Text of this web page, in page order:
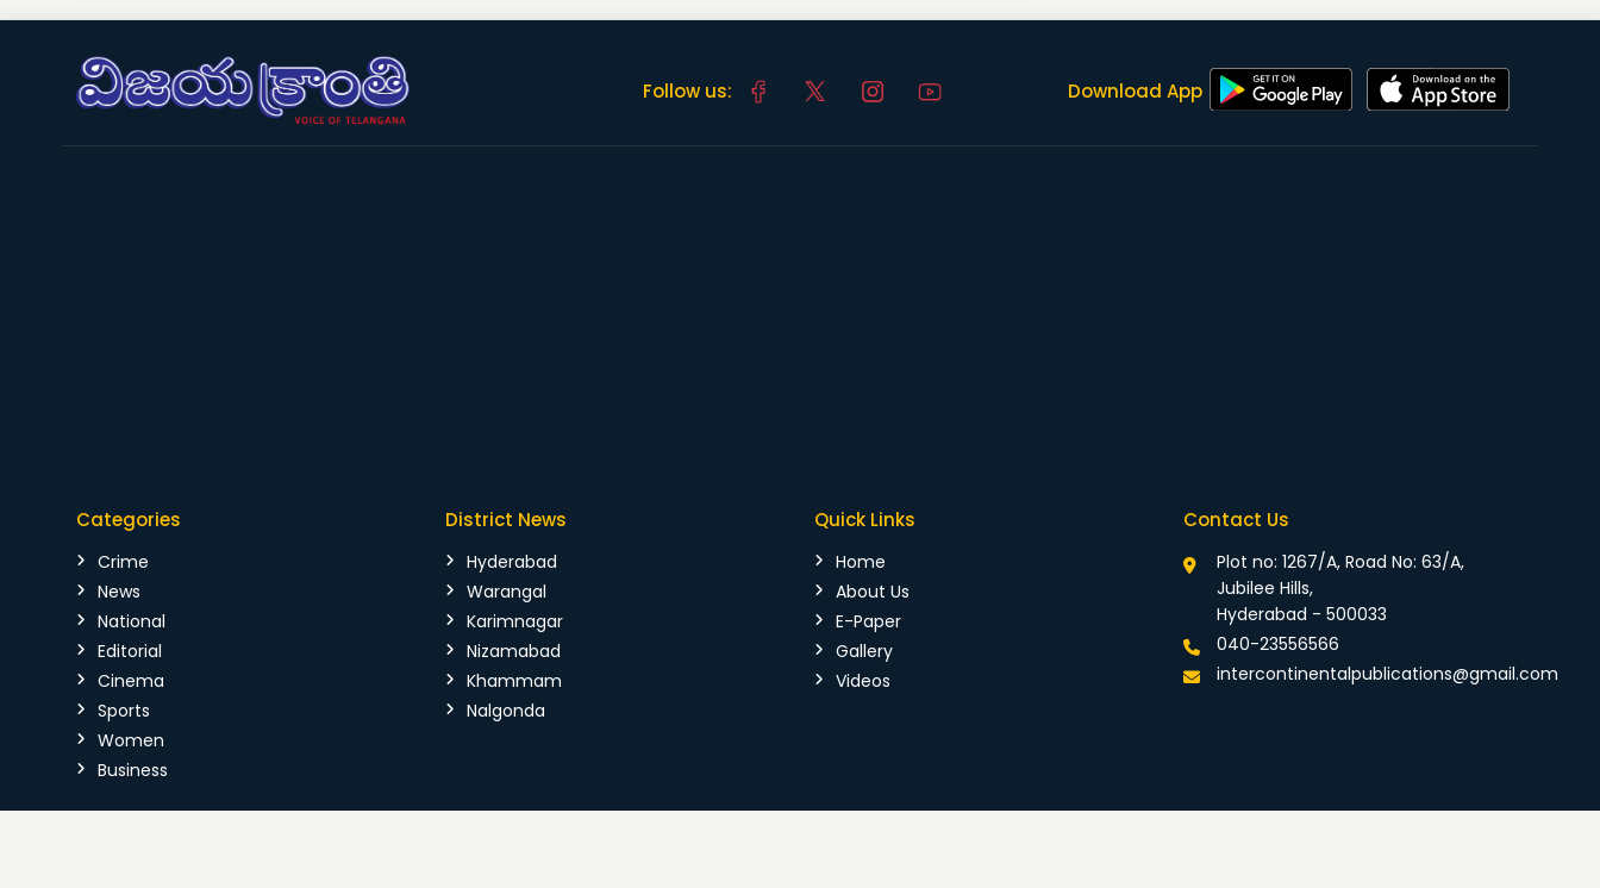
Follow us: Download App
Categories
Crime
News
National
Editorial
Cinema
Sports
Women
Business
District News
Hyderabad
Warangal
Karimnagar
Nizamabad
Khammam
Nalgonda
Quick Links
Home
About Us
E-Paper
Gallery
Videos
Contact Us
Plot no: 1267/A, Road No: 63/A,
Jubilee Hills,
Hyderabad - 500033
040-23556566
intercontinentalpublications@gmail.com